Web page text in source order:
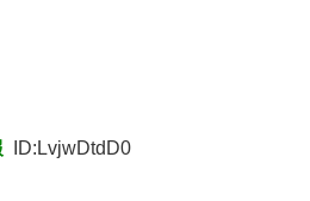
ID:LvjwDtdD0